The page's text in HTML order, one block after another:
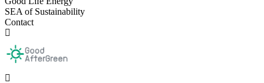
SEA of Sustainability
Contact